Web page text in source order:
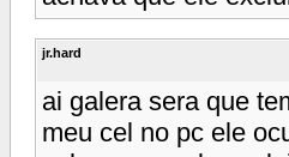
jr.hard
ai galera sera que
meu cel no pc ele